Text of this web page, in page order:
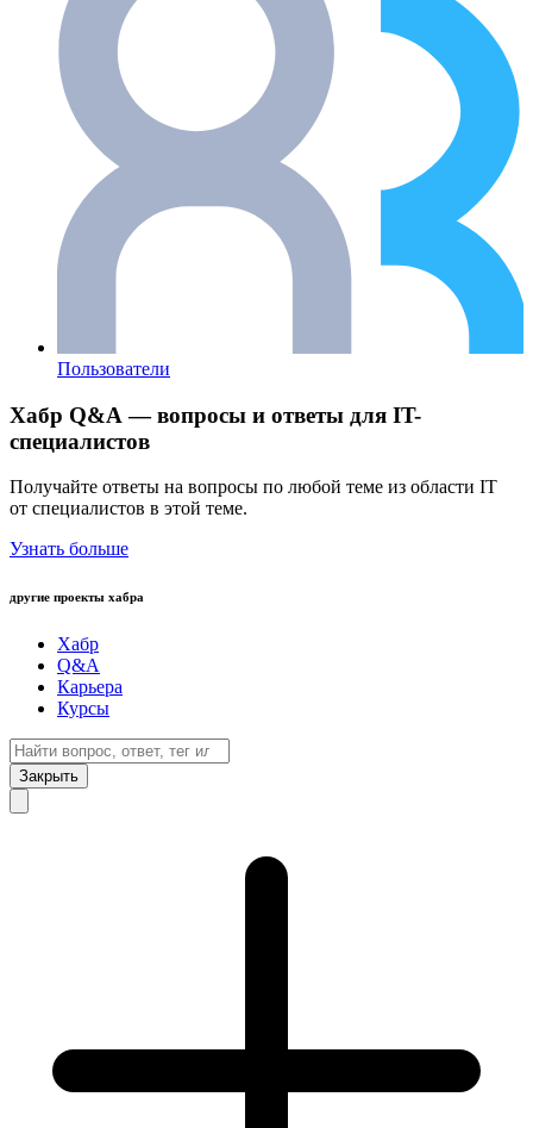
Пользователи
Хабр Q&A — вопросы и ответы для IT-
специалистов
Получайте ответы на вопросы по любой теме из области IT
от специалистов в этой теме.
Узнать больше
другие проекты хабра
Хабр
Q&A
Карьера
Курсы
Закрыть